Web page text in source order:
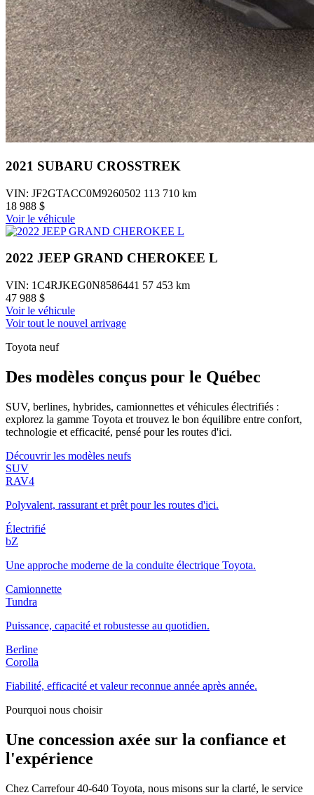
2021 SUBARU CROSSTREK
VIN: JF2GTACC0M9260502 113 710 km
18 988 $
Voir le véhicule
2022 JEEP GRAND CHEROKEE L
VIN: 1C4RJKEG0N8586441 57 453 km
47 988 $
Voir le véhicule
Voir tout le nouvel arrivage
Toyota neuf
Des modèles conçus pour le Québec
SUV, berlines, hybrides, camionnettes et véhicules électrifiés :
explorez la gamme Toyota et trouvez le bon équilibre entre confort,
technologie et efficacité, pensé pour les routes d'ici.
Découvrir les modèles neufs
SUV
RAV4
Polyvalent, rassurant et prêt pour les routes d'ici.
Électrifié
bZ
Une approche moderne de la conduite électrique Toyota.
Camionnette
Tundra
Puissance, capacité et robustesse au quotidien.
Berline
Corolla
Fiabilité, efficacité et valeur reconnue année après année.
Pourquoi nous choisir
Une concession axée sur la confiance et
l'expérience
Chez Carrefour 40-640 Toyota, nous misons sur la clarté, le service